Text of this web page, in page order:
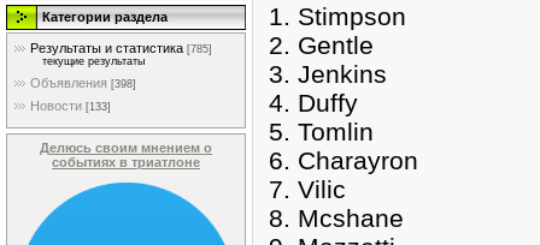
Категории раздела
Результаты и статистика [785]
текущие результаты
Объявления [398]
Новости [133]
Делюсь своим мнением о
событиях в триатлоне
1. Stimpson
2. Gentle
3. Jenkins
4. Duffy
5. Tomlin
6. Charayron
7. Vilic
8. Mcshane